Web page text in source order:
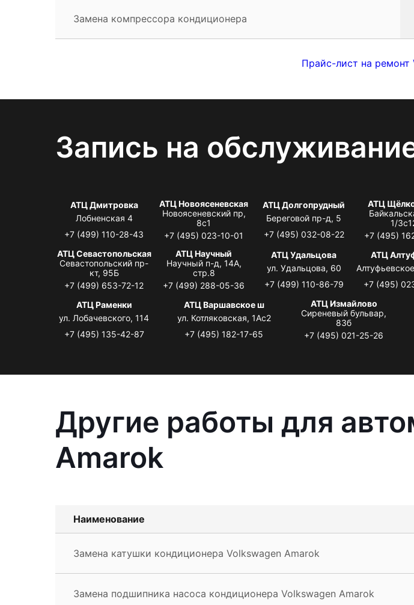
Замена компрессора кондиционера
Прайс-лист на ремонт
Запись на
АТЦ Дмитровка
Лобненская 4
+7 (499) 110-28-43
АТЦ Новоясеневская
Новоясеневский пр,
8с1
+7 (495) 023-10-01
АТЦ Долгопрудный
Береговой пр-д, 5
+7 (495) 032-08-22
АТЦ
1/
+7 (495)
АТЦ Севастопольская
Севастопольский пр-
кт, 95Б
+7 (499) 653-72-12
АТЦ Научный
Научный п-д, 14А,
стр.8
+7 (499) 288-05-36
АТЦ Удальцова
ул. Удальцова, 60
+7 (499) 110-86-79
АТЦ
+7 (495)
АТЦ Раменки
ул. Лобачевского, 114
+7 (495) 135-42-87
АТЦ Варшавское ш
ул. Котляковская, 1Ас2
+7 (495) 182-17-65
АТЦ Измайлово
Сиреневый бульвар,
83б
+7 (495) 021-25-26
Другие работы для
Amarok
Наименование
Замена катушки кондиционера Volkswagen Amarok
Замена подшипника насоса кондиционера Volkswagen Amarok